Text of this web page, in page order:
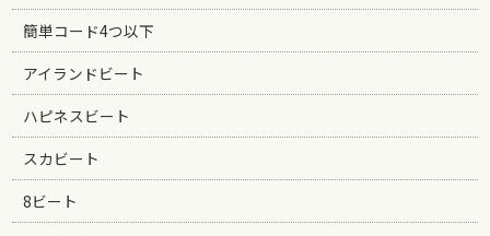
簡単コード4つ以下
アイランドビート
ハピネスビート
スカビート
8ビート